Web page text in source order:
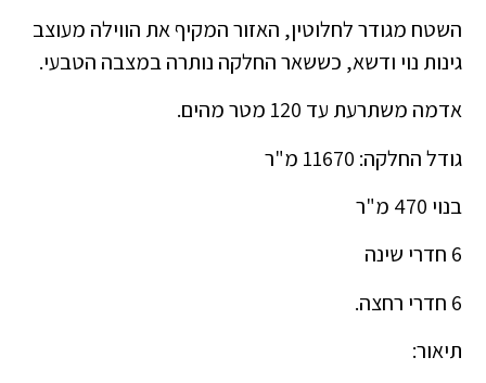
השטח מגודר לחלוטין, האזור המקיף את הווילה מעוצב
גינות נוי ודשא, כששאר החלקה נותרה במצבה הטבעי.
אדמה משתרעת עד 120 מטר מהים.
גודל החלקה: 11670 מ"ר
בנוי 470 מ"ר
6 חדרי שינה
6 חדרי רחצה.
תיאור: